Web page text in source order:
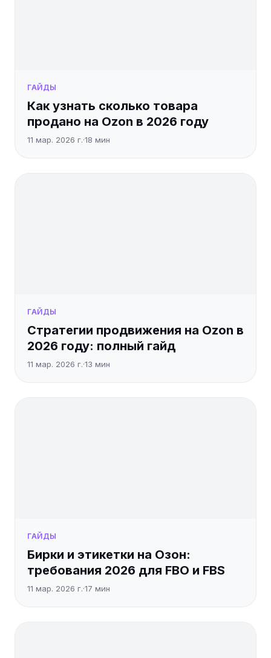
ГАЙДЫ
Как узнать сколько товара
продано на Ozon в 2026 году
11 мар. 2026 г.·18 мин
ГАЙДЫ
Стратегии продвижения на Ozon в
2026 году: полный гайд
11 мар. 2026 г.·13 мин
ГАЙДЫ
Бирки и этикетки на Озон:
требования 2026 для FBO и FBS
11 мар. 2026 г.·17 мин